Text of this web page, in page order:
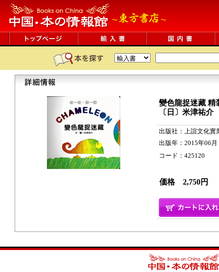
變色龍捉迷藏 精
〔日〕米津祐
出版社：上誼文化實
出版年：2015年06月
コード：425120
価格 2,750円